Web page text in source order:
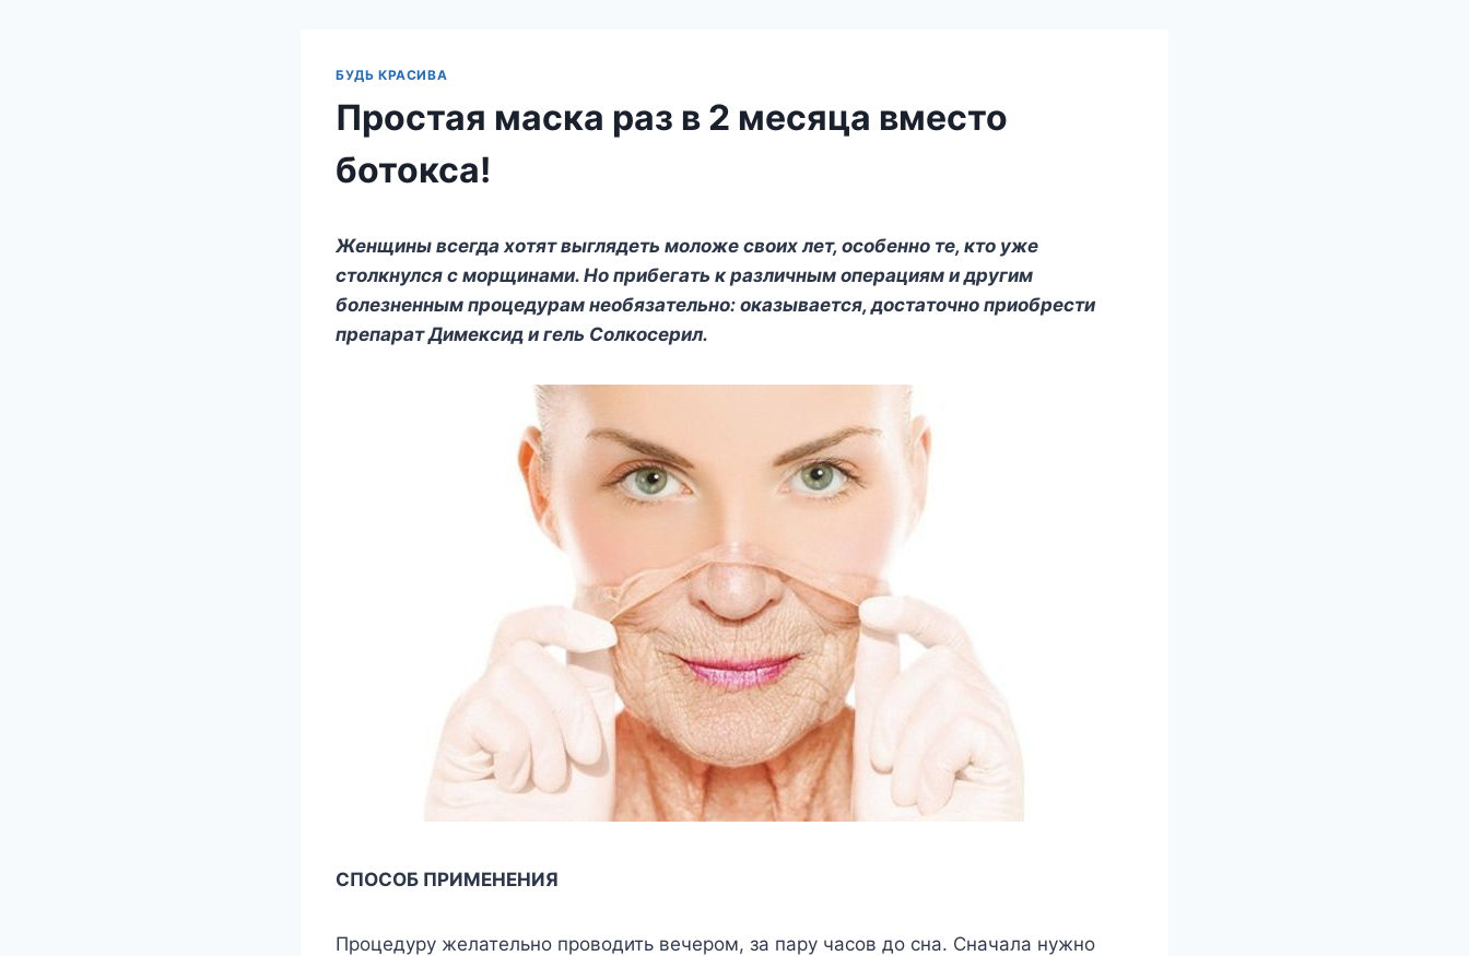
БУДЬ КРАСИВА
Простая маска раз в 2 месяца вместо
ботокса!
Женщины всегда хотят выглядеть моложе своих лет, особенно те, кто уже
столкнулся с морщинами. Но прибегать к различным операциям и другим
болезненным процедурам необязательно: оказывается, достаточно приобрести
препарат Димексид и гель Солкосерил.
СПОСОБ ПРИМЕНЕНИЯ
Процедуру желательно проводить вечером, за пару часов до сна. Сначала нужно